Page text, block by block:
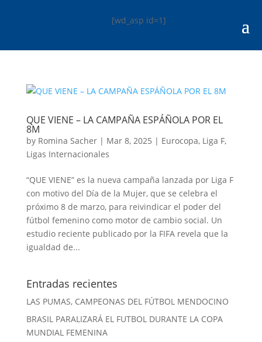
[wd_asp id=1]
QUE VIENE – LA CAMPAÑA ESPÁÑOLA POR EL
8M
by Romina Sacher| Mar 8, 2025 | Eurocopa, Liga F,
Ligas Internacionales
“QUE VIENE” es la nueva campaña lanzada por Liga F
con motivo del Día de la Mujer, que se celebra el
próximo 8 de marzo, para reivindicar el poder del
fútbol femenino como motor de cambio social. Un
estudio reciente publicado por la FIFA revela que la
igualdad de...
Entradas recientes
LAS PUMAS, CAMPEONAS DEL FÚTBOL MENDOCINO
BRASIL PARALIZARÁ EL FUTBOL DURANTE LA COPA
MUNDIAL FEMENINA